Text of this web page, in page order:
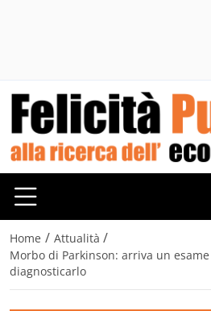
Home / Attualità /
Morbo di Parkinson: arriva un
diagnosticarlo